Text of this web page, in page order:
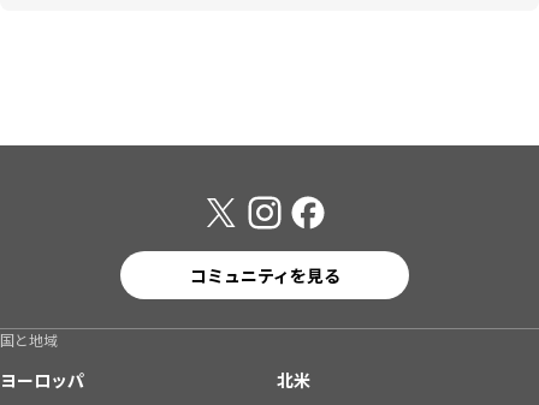
コミュニティを見る
国と地域
ヨーロッパ
北米